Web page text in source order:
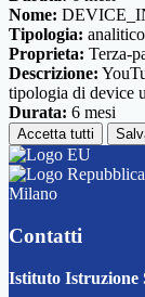
Nome:
Tipologia: analitico
Proprieta: Terza-
Descrizione:
tipologia di device
Durata: 6 mesi
Accetta tutti
Milano
Contatti
Istituto Istruzione